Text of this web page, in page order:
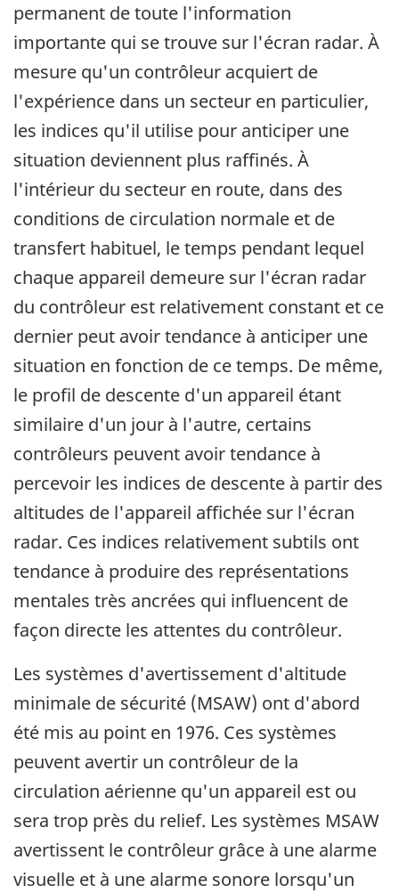
permanent de toute l'information
importante qui se trouve sur l'écran radar. À
mesure qu'un contrôleur acquiert de
l'expérience dans un secteur en particulier,
les indices qu'il utilise pour anticiper une
situation deviennent plus raffinés. À
l'intérieur du secteur en route, dans des
conditions de circulation normale et de
transfert habituel, le temps pendant lequel
chaque appareil demeure sur l'écran radar
du contrôleur est relativement constant et ce
dernier peut avoir tendance à anticiper une
situation en fonction de ce temps. De même,
le profil de descente d'un appareil étant
similaire d'un jour à l'autre, certains
contrôleurs peuvent avoir tendance à
percevoir les indices de descente à partir des
altitudes de l'appareil affichée sur l'écran
radar. Ces indices relativement subtils ont
tendance à produire des représentations
mentales très ancrées qui influencent de
façon directe les attentes du contrôleur.
Les systèmes d'avertissement d'altitude
minimale de sécurité (MSAW) ont d'abord
été mis au point en 1976. Ces systèmes
peuvent avertir un contrôleur de la
circulation aérienne qu'un appareil est ou
sera trop près du relief. Les systèmes MSAW
avertissent le contrôleur grâce à une alarme
visuelle et à une alarme sonore lorsqu'un